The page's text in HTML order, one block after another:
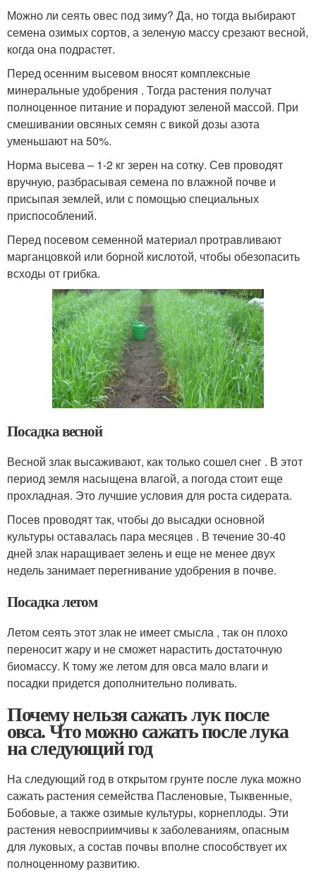
Можно ли сеять овес под зиму? Да, но тогда выбирают
семена озимых сортов, а зеленую массу срезают весной,
когда она подрастет.
Перед осенним высевом вносят комплексные
минеральные удобрения . Тогда растения получат
полноценное питание и порадуют зеленой массой. При
смешивании овсяных семян с викой дозы азота
уменьшают на 50%.
Норма высева – 1-2 кг зерен на сотку. Сев проводят
вручную, разбрасывая семена по влажной почве и
присыпая землей, или с помощью специальных
приспособлений.
Перед посевом семенной материал протравливают
марганцовкой или борной кислотой, чтобы обезопасить
всходы от грибка.
Посадка весной
Весной злак высаживают, как только сошел снег . В этот
период земля насыщена влагой, а погода стоит еще
прохладная. Это лучшие условия для роста сидерата.
Посев проводят так, чтобы до высадки основной
культуры оставалась пара месяцев . В течение 30-40
дней злак наращивает зелень и еще не менее двух
недель занимает перегнивание удобрения в почве.
Посадка летом
Летом сеять этот злак не имеет смысла , так он плохо
переносит жару и не сможет нарастить достаточную
биомассу. К тому же летом для овса мало влаги и
посадки придется дополнительно поливать.
Почему нельзя сажать лук после
овса. Что можно сажать после лука
на следующий год
На следующий год в открытом грунте после лука можно
сажать растения семейства Пасленовые, Тыквенные,
Бобовые, а также озимые культуры, корнеплоды. Эти
растения невосприимчивы к заболеваниям, опасным
для луковых, а состав почвы вполне способствует их
полноценному развитию.